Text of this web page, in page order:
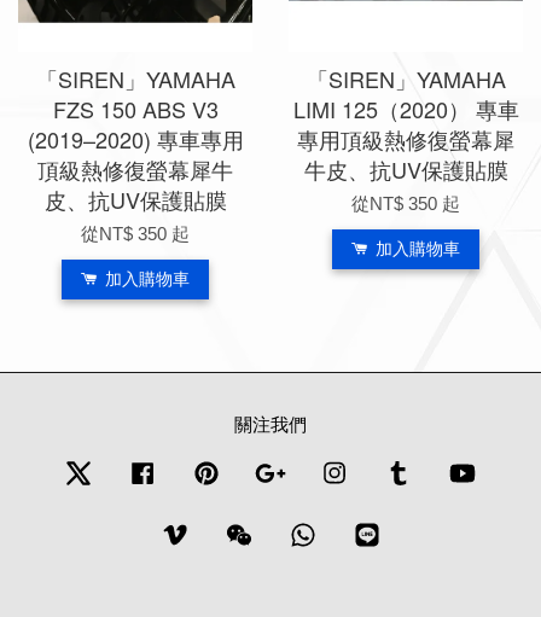
「SIREN」YAMAHA
FZS 150 ABS V3
(2019–2020) 專車專用
頂級熱修復螢幕犀牛
皮、抗UV保護貼膜
從NT$ 350 起
加入購物車
「SIREN」YAMAHA
LIMI 125（2020） 專車
專用頂級熱修復螢幕犀
牛皮、抗UV保護貼膜
從NT$ 350 起
加入購物車
關注我們
Twitter Facebook Pinterest Google Instagram Tumblr
Vimeo Wechat Whatsapp